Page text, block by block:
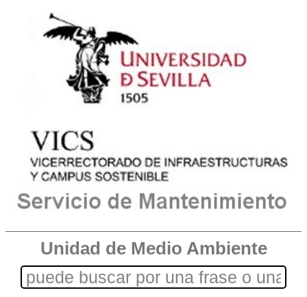
Unidad de Medio Ambiente